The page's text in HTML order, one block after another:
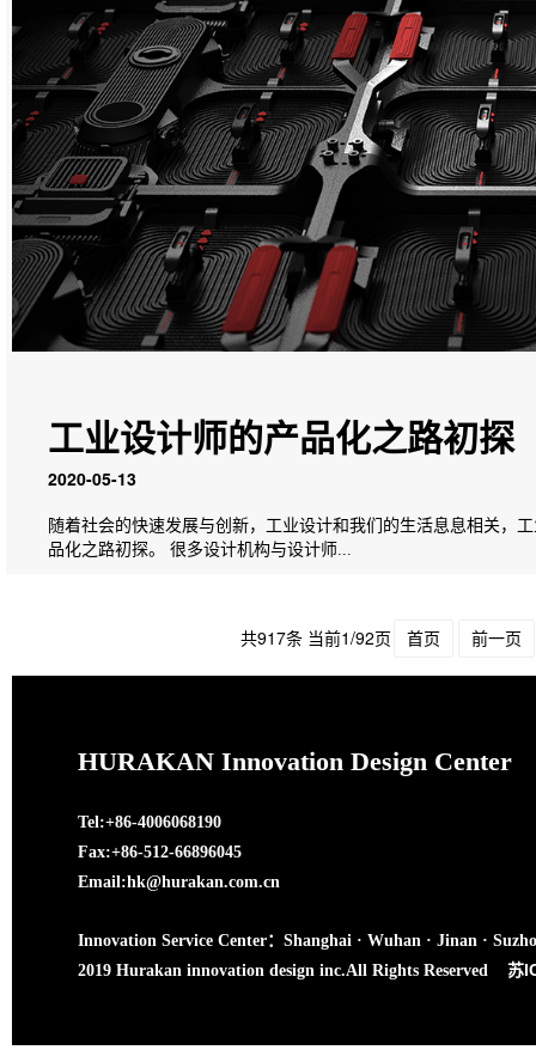
工业设计师的产品化之路初探
2020-05-13
随着社会的快速发展与创新，工业设计和我们的生活息息相关，
品化之路初探。 很多设计机构与设计师...
共917条 当前1/92页 首页 前一页
HURAKAN Innovation Design Center
Tel:+86-4006068190
Fax:+86-512-66896045
Email:hk@hurakan.com.cn
Innovation Service Center：Shanghai · Wuhan · Jinan ·
2019 Hurakan innovation design inc.All Rights Reserved 苏